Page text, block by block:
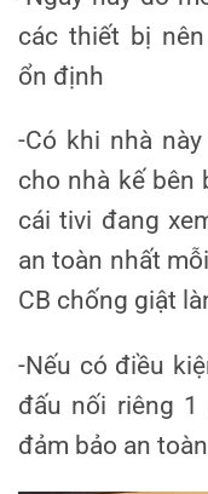
các thiết bị
ổn định
-Có khi nhà
cho nhà kế bên
cái tivi đang
an toàn nhất
CB chống giật
-Nếu có điều
đấu nối riêng 1
đảm bảo an